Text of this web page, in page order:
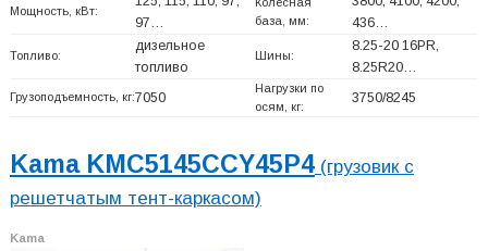
Мощность, кВт:
97…
база, мм:
436…
Топливо:
дизельное
топливо
Шины:
8.25-20 16PR,
8.25R20…
Грузоподъемность, кг:7050
Нагрузки по
осям, кг:
3750/8245
Kama KMC5145CCY45P4(грузовик с
решетчатым тент-каркасом)
Kama